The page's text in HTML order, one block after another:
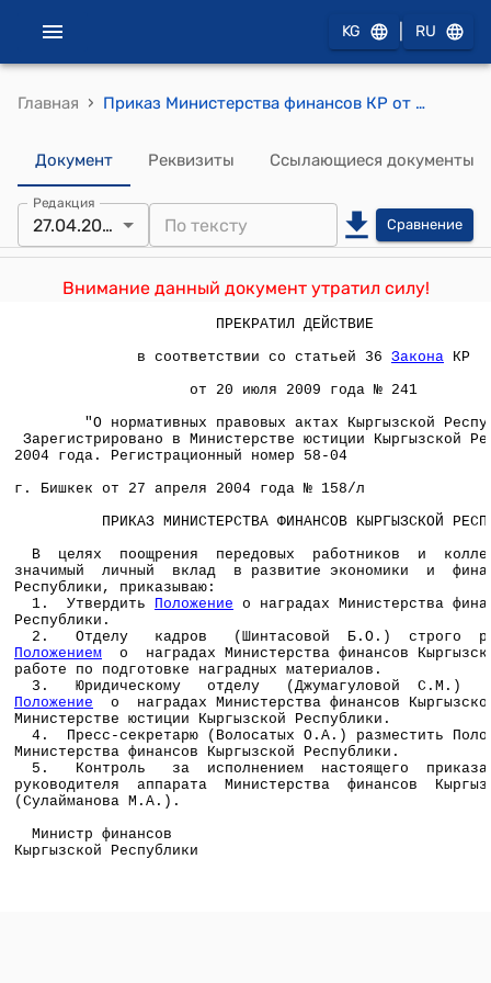
KG RU
Главная › Приказ Министерства финансов КР от 28 апреля 2004 года № 158 (О наградах Министерства финансов КР)
Документ Реквизиты Ссылающиеся документы
Редакция
27.04.2004 Сравнение
Внимание данный документ утратил силу!